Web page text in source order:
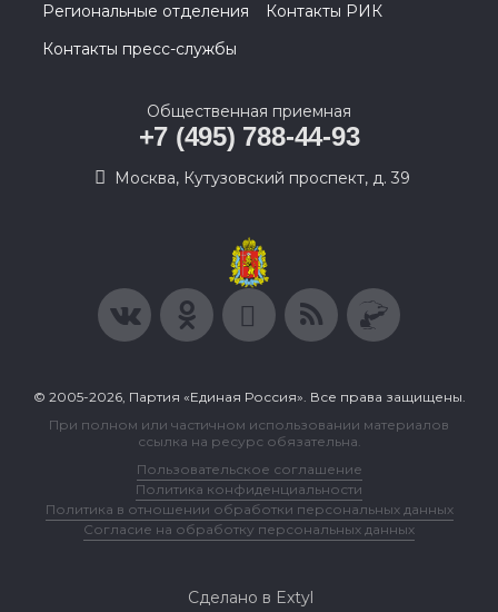
Региональные отделения
Контакты РИК
Контакты пресс-службы
Общественная приемная
+7 (495) 788-44-93
Москва, Кутузовский проспект, д. 39
© 2005-2026, Партия «Единая Россия». Все права защищены.
При полном или частичном использовании материалов
ссылка на ресурс обязательна.
Пользовательское соглашение
Политика конфиденциальности
Политика в отношении обработки персональных данных
Согласие на обработку персональных данных
Сделано в Extyl